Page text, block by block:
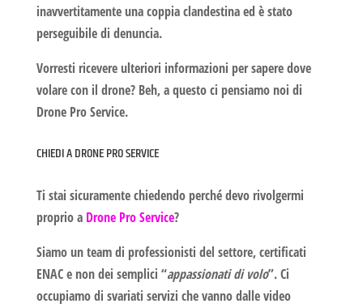
inavvertitamente una coppia clandestina ed è stato
perseguibile di denuncia.
Vorresti ricevere ulteriori informazioni per saperedove
volare con il drone? Beh, a questo ci pensiamo noi di
Drone Pro Service.
CHIEDI A DRONE PRO SERVICE
Ti stai sicuramente chiedendo perché devo rivolgermi
proprio a Drone Pro Service?
Siamo un team di professionisti del settore, certificati
ENAC e non dei semplici “appassionati di volo”. Ci
occupiamo di svariati servizi che vanno dalle video